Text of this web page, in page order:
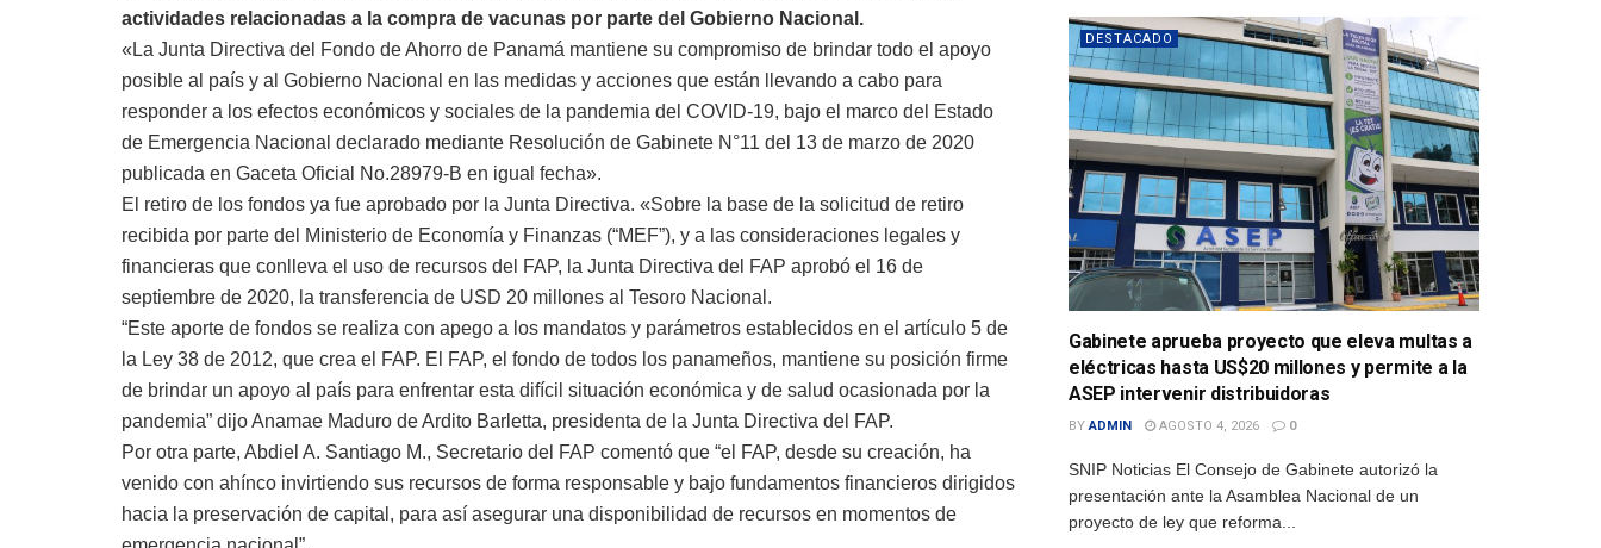
actividades relacionadas a la compra de vacunas por parte del Gobierno Nacional.
«La Junta Directiva del Fondo de Ahorro de Panamá mantiene su compromiso de brindar todo el apoyo
posible al país y al Gobierno Nacional en las medidas y acciones que están llevando a cabo para
responder a los efectos económicos y sociales de la pandemia del COVID-19, bajo el marco del Estado
de Emergencia Nacional declarado mediante Resolución de Gabinete N°11 del 13 de marzo de 2020
publicada en Gaceta Oficial No.28979-B en igual fecha».
El retiro de los fondos ya fue aprobado por la Junta Directiva. «Sobre la base de la solicitud de retiro
recibida por parte del Ministerio de Economía y Finanzas (“MEF”), y a las consideraciones legales y
financieras que conlleva el uso de recursos del FAP, la Junta Directiva del FAP aprobó el 16 de
septiembre de 2020, la transferencia de USD 20 millones al Tesoro Nacional.
“Este aporte de fondos se realiza con apego a los mandatos y parámetros establecidos en el artículo 5 de
la Ley 38 de 2012, que crea el FAP. El FAP, el fondo de todos los panameños, mantiene su posición firme
de brindar un apoyo al país para enfrentar esta difícil situación económica y de salud ocasionada por la
pandemia” dijo Anamae Maduro de Ardito Barletta, presidenta de la Junta Directiva del FAP.
Por otra parte, Abdiel A. Santiago M., Secretario del FAP comentó que “el FAP, desde su creación, ha
venido con ahínco invirtiendo sus recursos de forma responsable y bajo fundamentos financieros dirigidos
hacia la preservación de capital, para así asegurar una disponibilidad de recursos en momentos de
DESTACADO
Gabinete aprueba proyecto que eleva multas a
eléctricas hasta US$20 millones y permite a la
ASEP intervenir distribuidoras
BY ADMIN AGOSTO 4, 2026 0
SNIP Noticias El Consejo de Gabinete autorizó la
presentación ante la Asamblea Nacional de un
proyecto de ley que reforma...